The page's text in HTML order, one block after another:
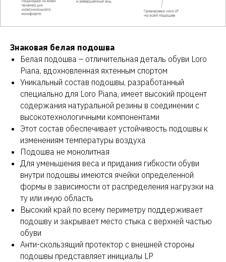
Знаковая белая подошва
Белая подошва – отличительная деталь обуви Loro
Piana, вдохновленная яхтенным спортом
Уникальный состав подошвы, разработанный
специально для Loro Piana, имеет высокий процент
содержания натуральной резины в соединении с
высокотехнологичными компонентами
Этот состав обеспечивает устойчивость подошвы к
изменениям температуры воздуха
Подошва не монолитная
Для уменьшения веса и придания гибкости обуви
внутри подошвы имеются ячейки определенной
формы в зависимости от распределения нагрузки на
ту или иную область
Высокий край по всему периметру поддерживает
подошву и закрывает место стыка с верхней частью
обуви
Анти-скользящий протектор с внешней стороны
подошвы представляет инициалы LP